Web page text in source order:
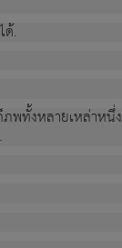
ด้.
พทั้งหลายเหล่าหนึ่ง